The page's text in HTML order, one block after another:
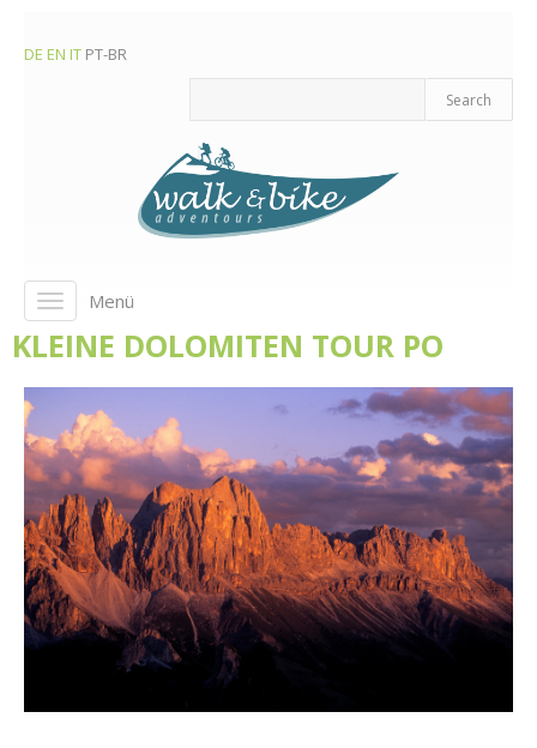
DE EN IT PT-BR
Toggle
navigation
Menü
KLEINE DOLOMITEN TOUR PO